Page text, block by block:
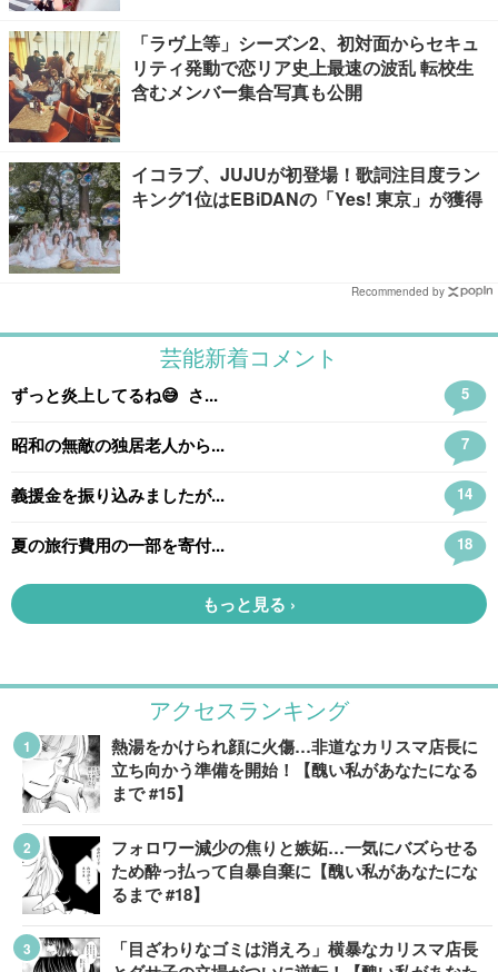
「ラヴ上等」シーズン2、初対面からセキュ
リティ発動で恋リア史上最速の波乱 転校生
含むメンバー集合写真も公開
イコラブ、JUJUが初登場！歌詞注目度ラン
キング1位はEBiDANの「Yes! 東京」が獲得
Recommended by
アクセスランキング
熱湯をかけられ顔に火傷…非道なカリスマ店長に
立ち向かう準備を開始！【醜い私があなたになる
まで #15】
フォロワー減少の焦りと嫉妬…一気にバズらせる
ため酔っ払って自暴自棄に【醜い私があなたにな
るまで #18】
「目ざわりなゴミは消えろ」横暴なカリスマ店長